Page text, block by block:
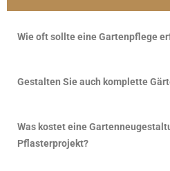
Wie oft sollte eine Gartenpflege
Gestalten Sie auch komplette
Was kostet eine
Pflasterprojekt?